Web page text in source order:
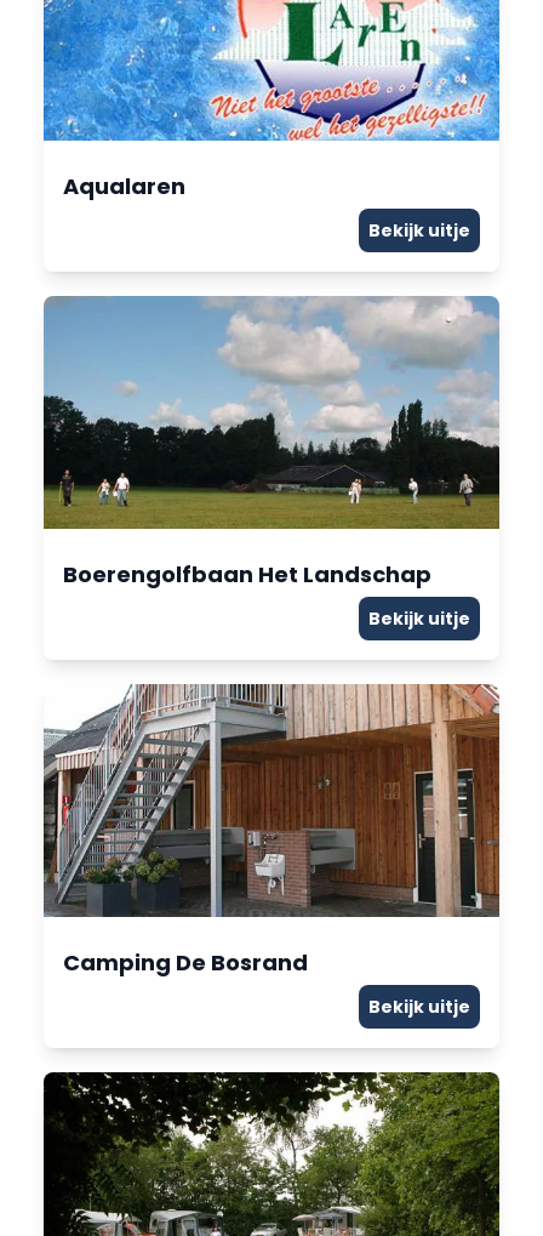
Aqualaren
Bekijk uitje
Boerengolfbaan Het Landschap
Bekijk uitje
Camping De Bosrand
Bekijk uitje